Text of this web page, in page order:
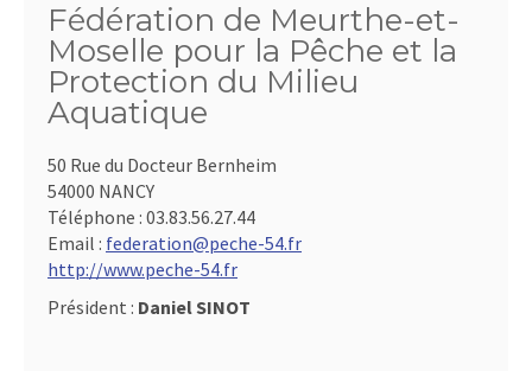
Fédération de Meurthe-et-
Moselle pour la Pêche et la
Protection du Milieu
Aquatique
50 Rue du Docteur Bernheim
54000 NANCY
Téléphone : 03.83.56.27.44
Email : federation@peche-54.fr
http://www.peche-54.fr
Président : Daniel SINOT